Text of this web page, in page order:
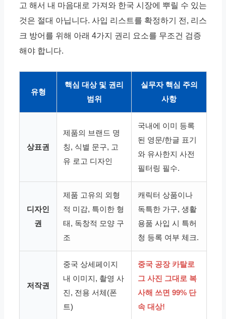
고 해서 내 마음대로 가져와 한국 시장에 뿌릴 수 있는
것은 절대 아닙니다. 사입 리스트를 확정하기 전, 리스
크 방어를 위해 아래 4가지 권리 요소를 무조건 검증
해야 합니다.
유형
핵심 대상 및 권리
범위
실무자 핵심 주의
사항
상표권
제품의 브랜드 명
칭, 식별 문구, 고
유 로고 디자인
국내에 이미 등록
된 영문/한글 표기
와 유사한지 사전
필터링 필수.
디자인
권
제품 고유의 외형
적 미감, 특이한 형
태, 독창적 모양 구
조
캐릭터 상품이나
독특한 가구, 생활
용품 사입 시 특허
청 등록 여부 체크.
저작권
중국 상세페이지
내 이미지, 촬영 사
진, 전용 서체(폰
트)
중국 공장 카탈로
그 사진 그대로 복
사해 쓰면 99% 단
속 대상!